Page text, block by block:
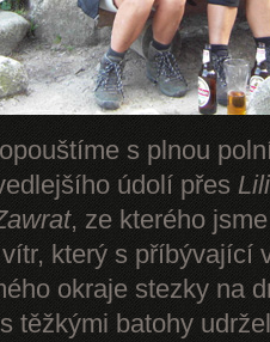
s plnou
údolí přes
, ze kterého
vítr, který s příbývající
okraje stezky na
těžkými batohy